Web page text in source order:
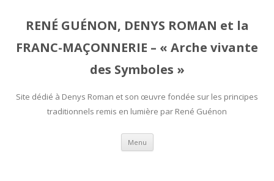
RENÉ GUÉNON, DENYS ROMAN et la
FRANC-MAÇONNERIE – « Arche vivante
des Symboles »
Site dédié à Denys Roman et son œuvre fondée sur les principes
traditionnels remis en lumière par René Guénon
Menu Aller
contenu